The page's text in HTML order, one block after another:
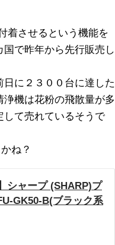
着させるという機能を
で昨年から先行販売し
に２３００台に達した
機は花粉の飛散量が多
して売れているそうで
ね？
シャープ (SHARP)プ
GK50-B(ブラック系